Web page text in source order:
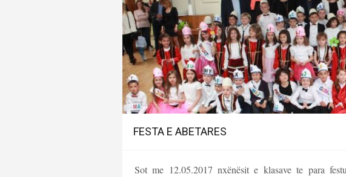
FESTA E ABETARES
Sot me 12.05.2017 nxënësit e klasave te para